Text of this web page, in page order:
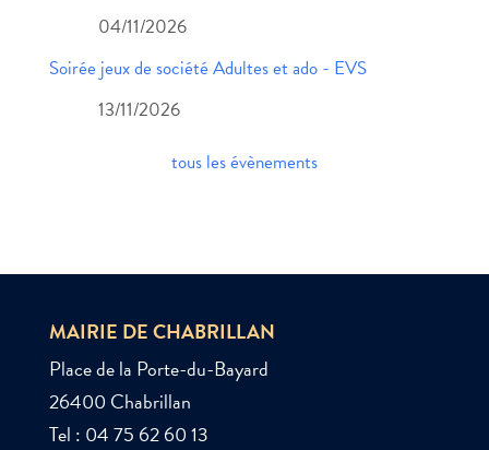
04/11/2026
Soirée jeux de société Adultes et ado - EVS
13/11/2026
tous les évènements
MAIRIE DE CHABRILLAN
Place de la Porte-du-Bayard
26400 Chabrillan
Tel : 04 75 62 60 13